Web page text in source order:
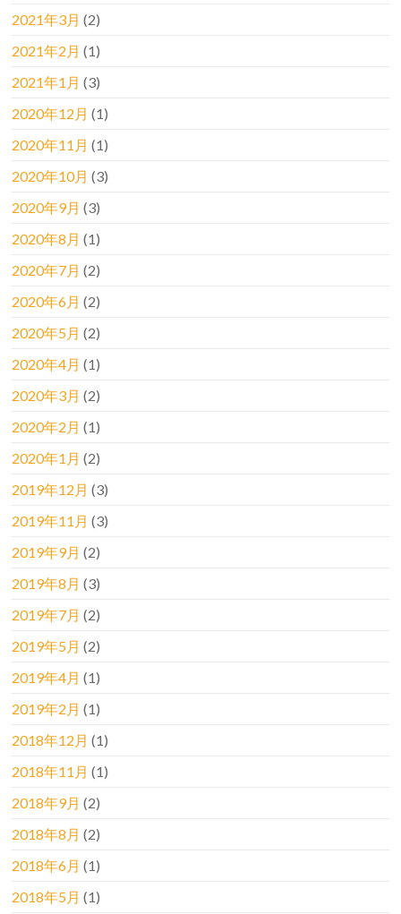
2021年3月 (2)
2021年2月 (1)
2021年1月 (3)
2020年12月 (1)
2020年11月 (1)
2020年10月 (3)
2020年9月 (3)
2020年8月 (1)
2020年7月 (2)
2020年6月 (2)
2020年5月 (2)
2020年4月 (1)
2020年3月 (2)
2020年2月 (1)
2020年1月 (2)
2019年12月 (3)
2019年11月 (3)
2019年9月 (2)
2019年8月 (3)
2019年7月 (2)
2019年5月 (2)
2019年4月 (1)
2019年2月 (1)
2018年12月 (1)
2018年11月 (1)
2018年9月 (2)
2018年8月 (2)
2018年6月 (1)
2018年5月 (1)